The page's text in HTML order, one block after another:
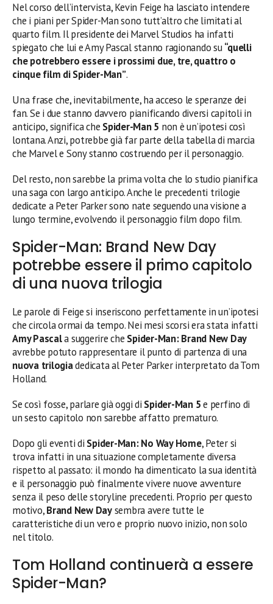
Nel corso dell’intervista, Kevin Feige ha lasciato intendere
che i piani per Spider-Man sono tutt’altro che limitati al
quarto film. Il presidente dei Marvel Studios ha infatti
spiegato che lui e Amy Pascal stanno ragionando su“quelli
che potrebbero essere i prossimi due, tre, quattro o
cinque film di Spider-Man”.
Una frase che, inevitabilmente, ha acceso le speranze dei
fan. Se i due stanno davvero pianificando diversi capitoli in
anticipo, significa che Spider-Man 5 non è un’ipotesi così
lontana. Anzi, potrebbe già far parte della tabella di marcia
che Marvel e Sony stanno costruendo per il personaggio.
Del resto, non sarebbe la prima volta che lo studio pianifica
una saga con largo anticipo. Anche le precedenti trilogie
dedicate a Peter Parker sono nate seguendo una visione a
lungo termine, evolvendo il personaggio film dopo film.
Spider-Man: Brand New Day
potrebbe essere il primo capitolo
di una nuova trilogia
Le parole di Feige si inseriscono perfettamente in un’ipotesi
che circola ormai da tempo. Nei mesi scorsi era stata infatti
Amy Pascala suggerire che Spider-Man: Brand New Day
avrebbe potuto rappresentare il punto di partenza di una
nuova trilogiadedicata al Peter Parker interpretato da Tom
Holland.
Se così fosse, parlare già oggi di Spider-Man 5e perfino di
un sesto capitolo non sarebbe affatto prematuro.
Dopo gli eventi di Spider-Man: No Way Home, Peter si
trova infatti in una situazione completamente diversa
rispetto al passato: il mondo ha dimenticato la sua identità
e il personaggio può finalmente vivere nuove avventure
senza il peso delle storyline precedenti. Proprio per questo
motivo,Brand New Daysembra avere tutte le
caratteristiche di un vero e proprio nuovo inizio, non solo
nel titolo.
Tom Holland continuerà a essere
Spider-Man?